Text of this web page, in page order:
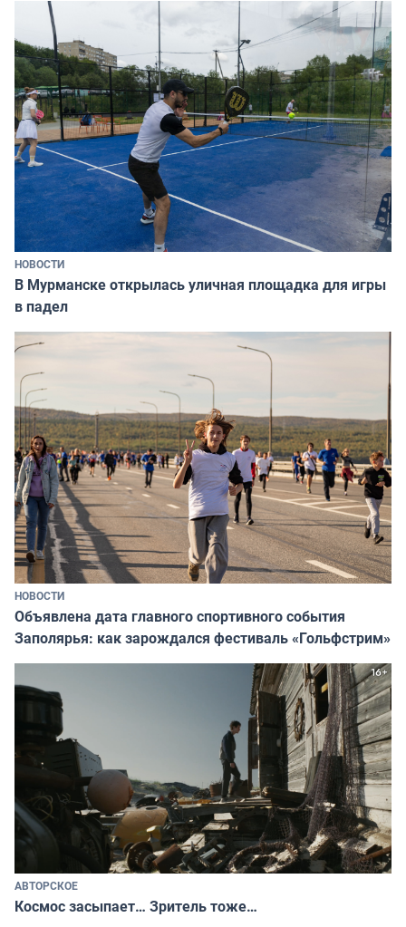
НОВОСТИ
В Мурманске открылась уличная площадка для игры
в падел
НОВОСТИ
Объявлена дата главного спортивного события
Заполярья: как зарождался фестиваль «Гольфстрим»
АВТОРСКОЕ
Космос засыпает… Зритель тоже…